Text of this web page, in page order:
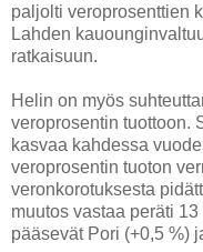
paljolti veroprosenttien
Lahden
ratkaisuun.
Helin on myös
veroprosentin tuottoon.
kasvaa kahdessa
veroprosentin tuoton
veronkorotuksesta
muutos vastaa peräti
pääsevät Pori (+0,5 %)